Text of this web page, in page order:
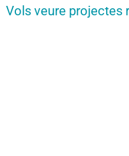
Vols veure projectes